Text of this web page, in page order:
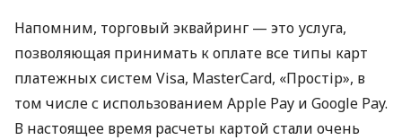
Напомним, торговый эквайринг — это услуга,
позволяющая принимать к оплате все типы карт
платежных систем Visa, MasterCard, «Простір», в
том числе с использованием Apple Pay и Google Pay.
В настоящее время расчеты картой стали очень